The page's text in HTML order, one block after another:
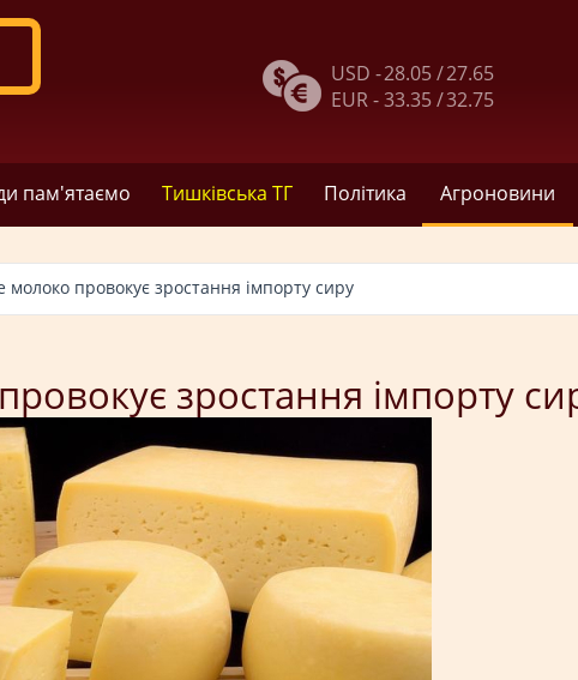
USD -28.05 /27.65
EUR -33.35 /32.75
пам'ятаємо Тишківська ТГ Політика Агроновини
молоко провокує зростання імпорту сиру
зростання імпорту